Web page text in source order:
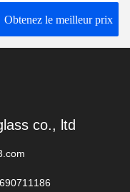
Obtenez le meilleur prix
co., ltd